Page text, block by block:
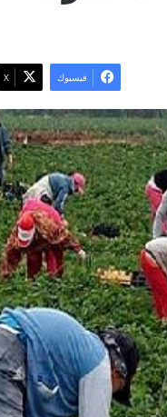
فيسبوك ‫X